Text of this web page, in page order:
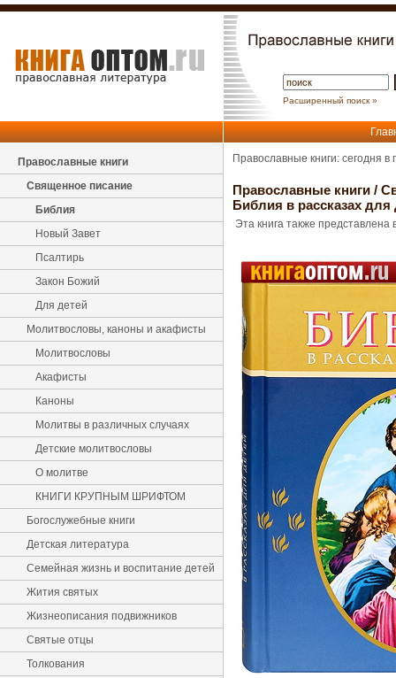
Расширенный поиск »
Православные книги
Священное писание
Библия
Новый Завет
Псалтирь
Закон Божий
Для детей
Молитвословы, каноны и акафисты
Молитвословы
Акафисты
Каноны
Молитвы в различных случаях
Детские молитвословы
О молитве
КНИГИ КРУПНЫМ ШРИФТОМ
Богослужебные книги
Детская литература
Семейная жизнь и воспитание детей
Жития святых
Жизнеописания подвижников
Святые отцы
Толкования
Православные книги: сегодня
Православные книги /
Библия в рассказах для
Эта книга также представлена